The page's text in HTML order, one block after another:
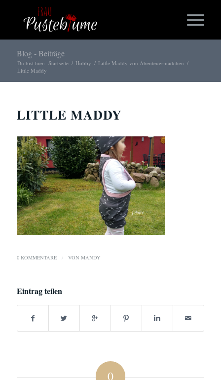
Blog - Beiträge
Du bist hier: Startseite / Hobby / Little Maddy von Abenteuermädchen /
Little Maddy
LITTLE MADDY
0 KOMMENTARE / VON MANDY
Eintrag teilen
0